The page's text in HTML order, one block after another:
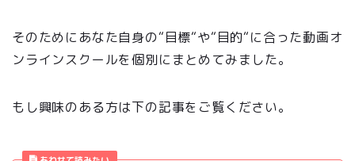
そのためにあなた自身の“目標“や“目的“に合った動画オ
ンラインスクールを個別にまとめてみました。
もし興味のある方は下の記事をご覧ください。